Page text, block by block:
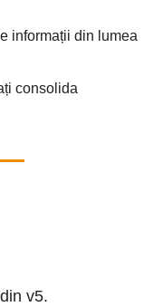
informații din lumea
consolida
v5.